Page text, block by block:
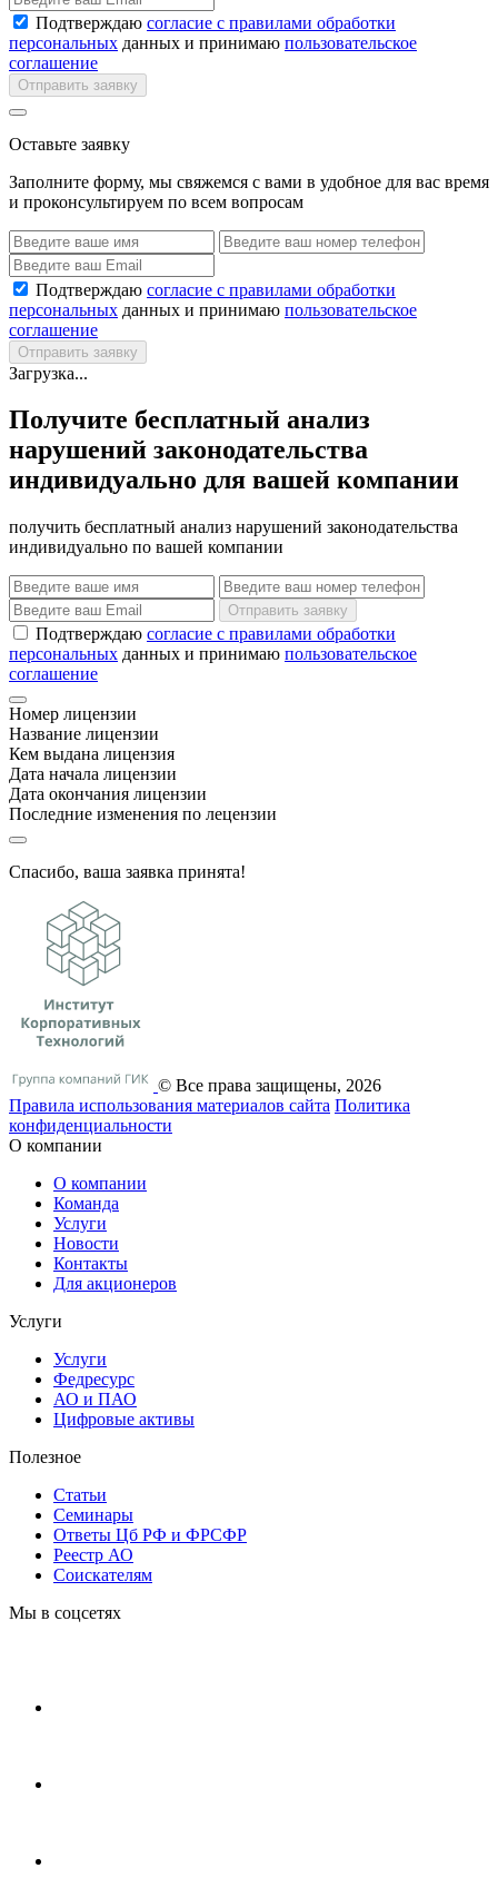
Подтверждаю согласие с правилами обработки
персональных данных и принимаю пользовательское
соглашение
Отправить заявку
Оставьте заявку
Заполните форму, мы свяжемся с вами в удобное для вас время
и проконсультируем по всем вопросам
Подтверждаю согласие с правилами обработки
персональных данных и принимаю пользовательское
соглашение
Отправить заявку
Загрузка...
Получите бесплатный анализ
нарушений законодательства
индивидуально для вашей компании
получить бесплатный анализ нарушений законодательства
индивидуально по вашей компании
Отправить заявку
Подтверждаю согласие с правилами обработки
персональных данных и принимаю пользовательское
соглашение
Номер лицензии
Название лицензии
Кем выдана лицензия
Дата начала лицензии
Дата окончания лицензии
Последние изменения по лецензии
Спасибо, ваша заявка принята!
© Все права защищены, 2026
Правила использования материалов сайта Политика
конфиденциальности
О компании
О компании
Команда
Услуги
Новости
Контакты
Для акционеров
Услуги
Услуги
Федресурс
АО и ПАО
Цифровые активы
Полезное
Статьи
Cеминары
Ответы Цб РФ и ФРСФР
Реестр АО
Соискателям
Мы в соцсетях